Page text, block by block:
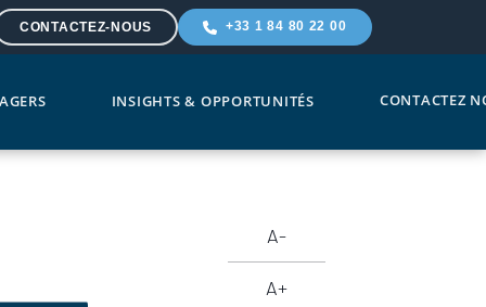
CONTACTEZ-NOUS +33 1 84 80 22 00
INSIGHTS & OPPORTUNITÉS CONTACTEZ
A-
A+